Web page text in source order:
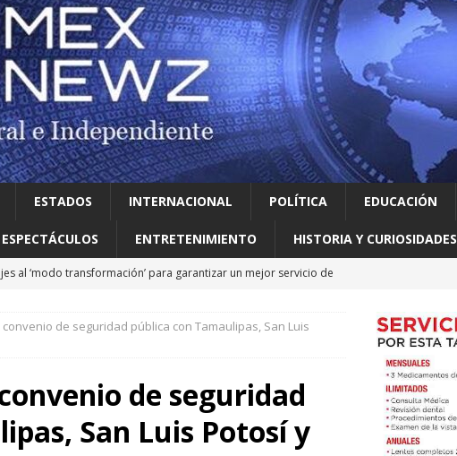
ESTADOS INTERNACIONAL POLÍTICA EDUCACIÓN
ESPECTÁCULOS ENTRETENIMIENTO HISTORIA Y CURIOSIDADES
al ‘modo transformación’ para garantizar un mejor servicio de
el gallo
HISTORIA Y CURIOSIDADES
ESTADOS
no le importan las personas vulnerables: Waldo
LOCAL
de seguridad pública con Tamaulipas, San Luis
de seguridad
San Luis Potosí y